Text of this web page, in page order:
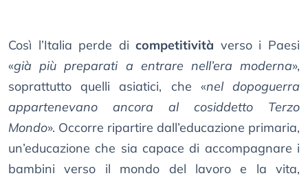
Così l’Italia perde dicompetitività verso i Paesi
«già più preparati a entrare nell’era moderna»,
soprattutto quelli asiatici, che «nel dopoguerra
appartenevano ancora al cosiddetto Terzo
Mondo». Occorre ripartire dall’educazione primaria,
un’educazione che sia capace di accompagnare i
bambini verso il mondo del lavoro e la vita,